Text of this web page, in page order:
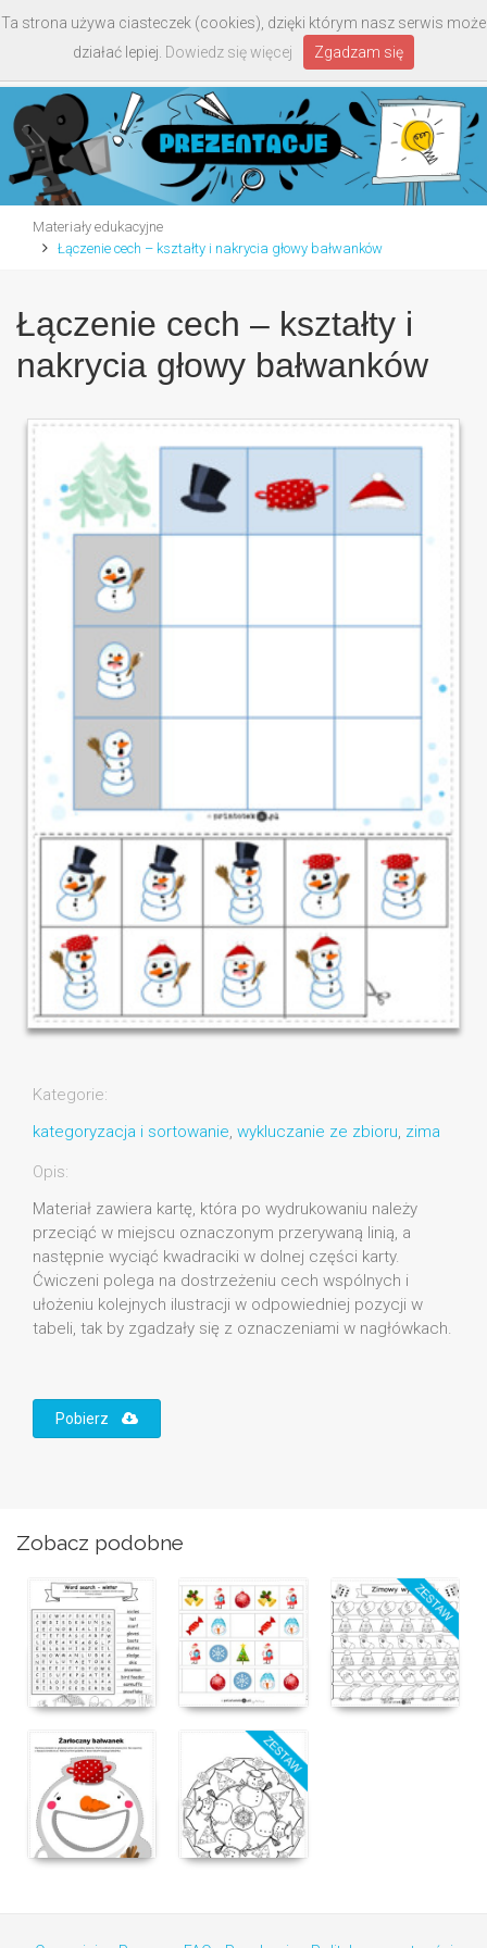
Materiały edukacyjne
Łączenie cech – kształty i nakrycia głowy bałwanków
Łączenie cech – kształty i
nakrycia głowy bałwanków
Kategorie:
kategoryzacja i sortowanie, wykluczanie ze zbioru, zima
Opis:
Materiał zawiera kartę, która po wydrukowaniu należy
przeciąć w miejscu oznaczonym przerywaną linią, a
następnie wyciąć kwadraciki w dolnej części karty.
Ćwiczeni polega na dostrzeżeniu cech wspólnych i
ułożeniu kolejnych ilustracji w odpowiedniej pozycji w
tabeli, tak by zgadzały się z oznaczeniami w nagłówkach.
Pobierz
Zobacz podobne
Ta strona używa ciasteczek (cookies), dzięki którym nasz serwis może
działać lepiej. Dowiedz się więcej Zgadzam się